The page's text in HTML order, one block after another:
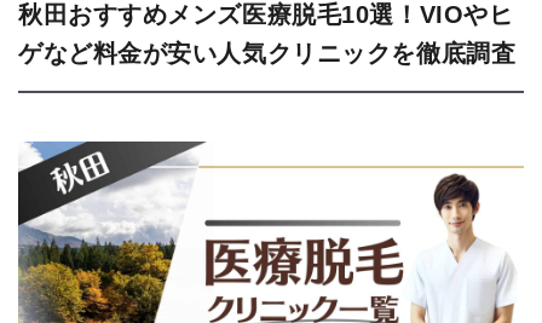
秋田おすすめメンズ医療脱毛10選！VIOやヒ
ゲなど料金が安い人気クリニックを徹底調査